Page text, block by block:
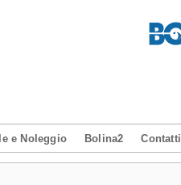
e Noleggio Bolina2 Contatti